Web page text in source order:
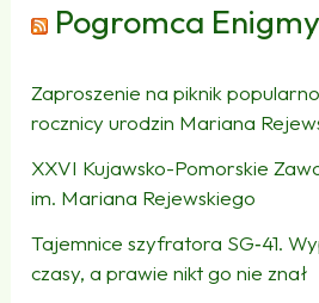
Pogromca Enigmy
Zaproszenie na piknik
rocznicy urodzin Mariana
XXVI Kujawsko-Pomorskie
im. Mariana Rejewskiego
Tajemnice szyfratora SG‑41.
czasy, a prawie nikt go nie znał